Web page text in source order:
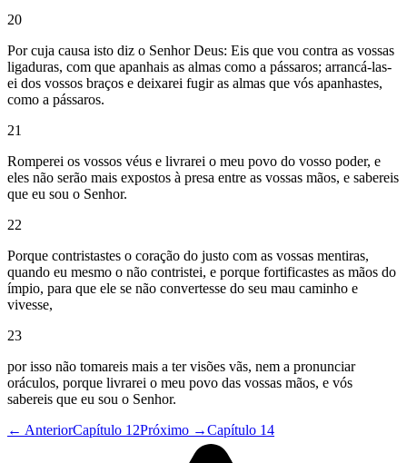
20
Por cuja causa isto diz o Senhor Deus: Eis que vou contra as vossas
ligaduras, com que apanhais as almas como a pássaros; arrancá-las-
ei dos vossos braços e deixarei fugir as almas que vós apanhastes,
como a pássaros.
21
Romperei os vossos véus e livrarei o meu povo do vosso poder, e
eles não serão mais expostos à presa entre as vossas mãos, e sabereis
que eu sou o Senhor.
22
Porque contristastes o coração do justo com as vossas mentiras,
quando eu mesmo o não contristei, e porque fortificastes as mãos do
ímpio, para que ele se não convertesse do seu mau caminho e
vivesse,
23
por isso não tomareis mais a ter visões vãs, nem a pronunciar
oráculos, porque livrarei o meu povo das vossas mãos, e vós
sabereis que eu sou o Senhor.
← AnteriorCapítulo 12Próximo →Capítulo 14